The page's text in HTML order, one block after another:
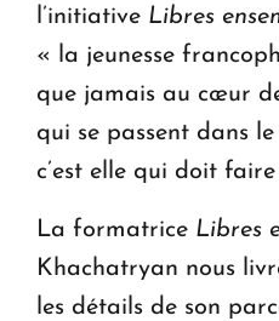
l’initiative Libres
« la jeunesse
que jamais au cœur
qui se passent dans
c’est elle qui doit
La formatrice Libres
Khachatryan nous
les détails de son